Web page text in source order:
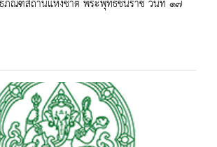
ภัณฑสถานแห่งชาติ พระพุทธชินราช วันที่ ๑๗